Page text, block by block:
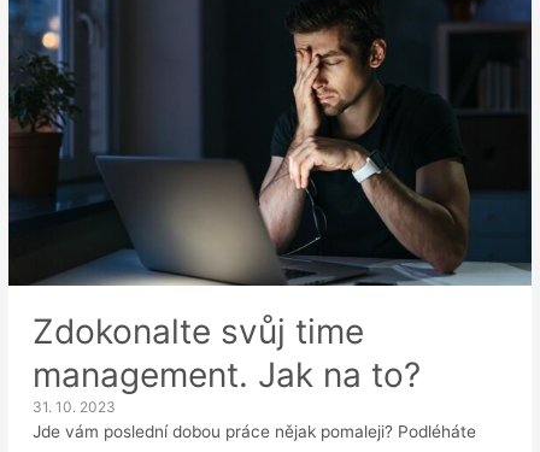
na
hodnocení
zaměstnanců
Zdokonalte svůj time
management. Jak na to?
31. 10. 2023
Jde vám poslední dobou práce nějak pomaleji? Podléháte